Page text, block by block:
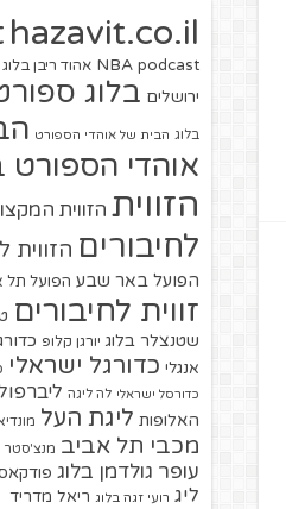
hazavit.co.il
NBA podcast אהוד ריבן בלוג
ירושלים בלוג
בלוג הבית של אוהדי הספורט
אוהדי הספורט
הזווית הזווית
לחיבורים הזווית
הפועל באר שבע הפועל תל
זווית לחיבורים
שטנצלר בלוג יורגן קלופ
אנגלי כדורגל ישראלי
כדורסל ישראלי לה ליגה
האלופות ליגת העל מונדיאל
מכבי תל אביב מנצ'סטר
עופר גולדמן בלוג
ליג רועי זגה בלוג ריאל מדריד